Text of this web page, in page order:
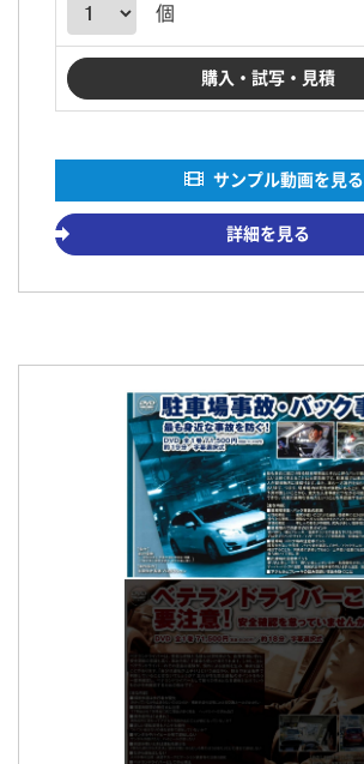
個
サンプル動画を見る
詳細を見る